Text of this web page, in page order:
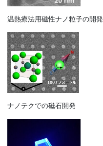
温熱療法用磁性ナノ粒子の開発
ナノテクでの磁石開発